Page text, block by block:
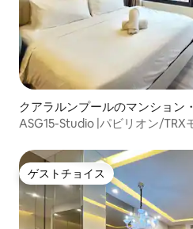
クアラルンプールのマンション
ASG15-Studio |パビリオン/TRX
ゲストチョイス
ゲストチョイス